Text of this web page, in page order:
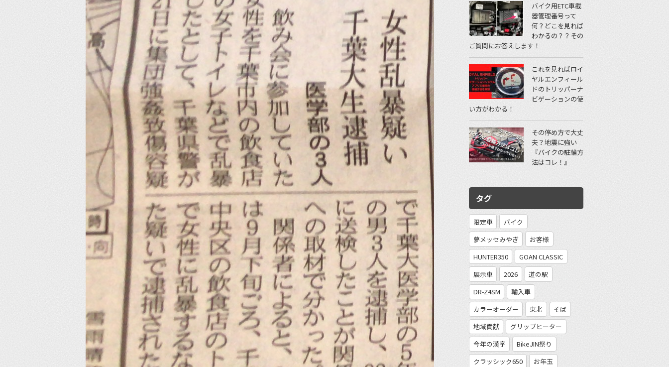
バイク用ETC車載
器管理番号って
何？どこを見れば
わかるの？？その
ご質問にお答えします！
これを見ればロイ
ヤルエンフィール
ドのトリッパーナ
ビゲーションの使
い方がわかる！
その停め方で大丈
夫？地震に強い
『バイクの駐輪方
法はコレ！』
タグ
限定車
バイク
夢メッセみやぎ
お客様
HUNTER350
GOAN CLASSIC
展示車
2026
道の駅
DR-Z4SM
輸入車
カラーオーダー
東北
そば
地域貢献
グリップヒーター
今年の漢字
BikeJIN祭り
クラッシック650
お年玉